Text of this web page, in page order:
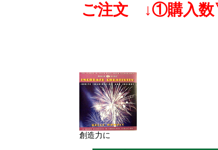
ご注文 ↓①購入数
創造力に